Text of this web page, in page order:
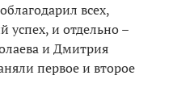
всех,
успех, и отдельно –
и Дмитрия
первое и второе